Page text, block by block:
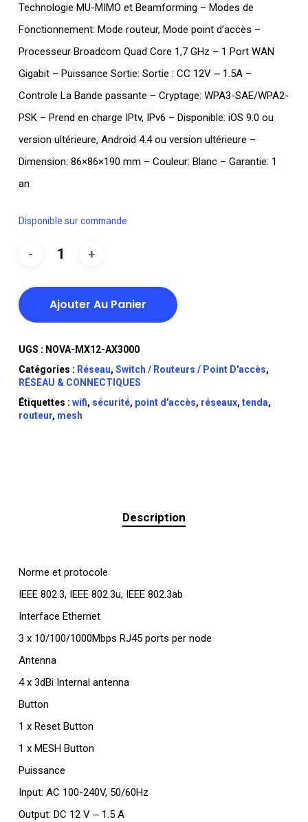
Technologie MU-MIMO et Beamforming – Modes de
Fonctionnement: Mode routeur, Mode point d’accès –
Processeur Broadcom Quad Core 1,7 GHz – 1 Port WAN
Gigabit – Puissance Sortie: Sortie : CC 12V ⎓ 1.5A –
Controle La Bande passante – Cryptage: WPA3-SAE/WPA2-
PSK – Prend en charge IPtv, IPv6 – Disponible: iOS 9.0 ou
version ultérieure, Android 4.4 ou version ultérieure –
Dimension: 86×86×190 mm – Couleur: Blanc – Garantie: 1
an
Disponible sur commande
Ajouter Au Panier
UGS : NOVA-MX12-AX3000
Catégories : Réseau, Switch / Routeurs / Point D'accès,
RÉSEAU & CONNECTIQUES
Étiquettes : wifi, sécurité, point d'accès, réseaux, tenda,
routeur, mesh
Description
Norme et protocole
IEEE 802.3, IEEE 802.3u, IEEE 802.3ab
Interface Ethernet
3 x 10/100/1000Mbps RJ45 ports per node
Antenna
4 x 3dBi Internal antenna
Button
1 x Reset Button
1 x MESH Button
Puissance
Input: AC 100-240V, 50/60Hz
Output: DC 12 V ⎓ 1.5 A